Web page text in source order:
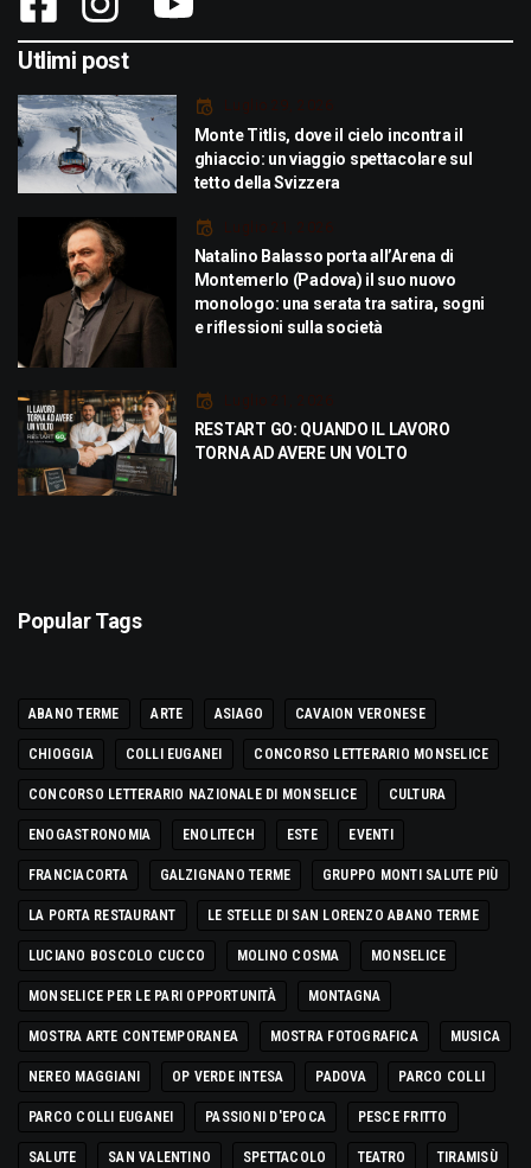
Utlimi post
Luglio 29, 2026
Monte Titlis, dove il cielo incontra il
ghiaccio: un viaggio spettacolare sul
tetto della Svizzera
Luglio 21, 2026
Natalino Balasso porta all’Arena di
Montemerlo (Padova) il suo nuovo
monologo: una serata tra satira, sogni
e riflessioni sulla società
Luglio 21, 2026
RESTART GO: QUANDO IL LAVORO
TORNA AD AVERE UN VOLTO
Popular Tags
ABANO TERME ARTE ASIAGO CAVAION VERONESE
CHIOGGIA COLLI EUGANEI CONCORSO LETTERARIO MONSELICE
CONCORSO LETTERARIO NAZIONALE DI MONSELICE CULTURA
ENOGASTRONOMIA ENOLITECH ESTE EVENTI
FRANCIACORTA GALZIGNANO TERME GRUPPO MONTI SALUTE PIÙ
LA PORTA RESTAURANT LE STELLE DI SAN LORENZO ABANO TERME
LUCIANO BOSCOLO CUCCO MOLINO COSMA MONSELICE
MONSELICE PER LE PARI OPPORTUNITÀ MONTAGNA
MOSTRA ARTE CONTEMPORANEA MOSTRA FOTOGRAFICA MUSICA
NEREO MAGGIANI OP VERDE INTESA PADOVA PARCO COLLI
PARCO COLLI EUGANEI PASSIONI D'EPOCA PESCE FRITTO
SALUTE SAN VALENTINO SPETTACOLO TEATRO TIRAMISÙ